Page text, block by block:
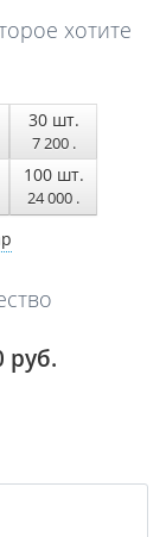
хотите
30шт.
7 200 .
100шт.
24 000 .
руб.